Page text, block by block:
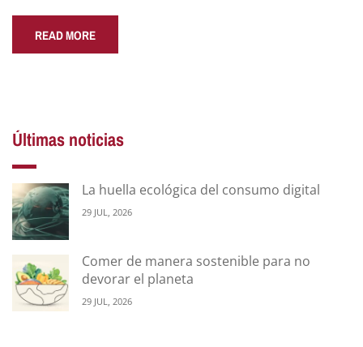
READ MORE
Últimas noticias
La huella ecológica del consumo digital
29 JUL, 2026
Comer de manera sostenible para no
devorar el planeta
29 JUL, 2026